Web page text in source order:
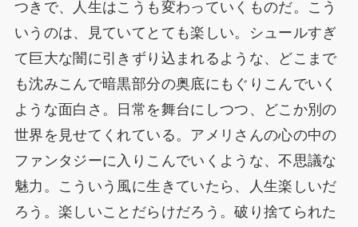
つきで、人生はこうも変わっていくものだ。こう
いうのは、見ていてとても楽しい。シュールすぎ
て巨大な闇に引きずり込まれるような、どこまで
も沈みこんで暗黒部分の奥底にもぐりこんでいく
ような面白さ。日常を舞台にしつつ、どこか別の
世界を見せてくれている。アメリさんの心の中の
ファンタジーに入りこんでいくような、不思議な
魅力。こういう風に生きていたら、人生楽しいだ
ろう。楽しいことだらけだろう。破り捨てられた